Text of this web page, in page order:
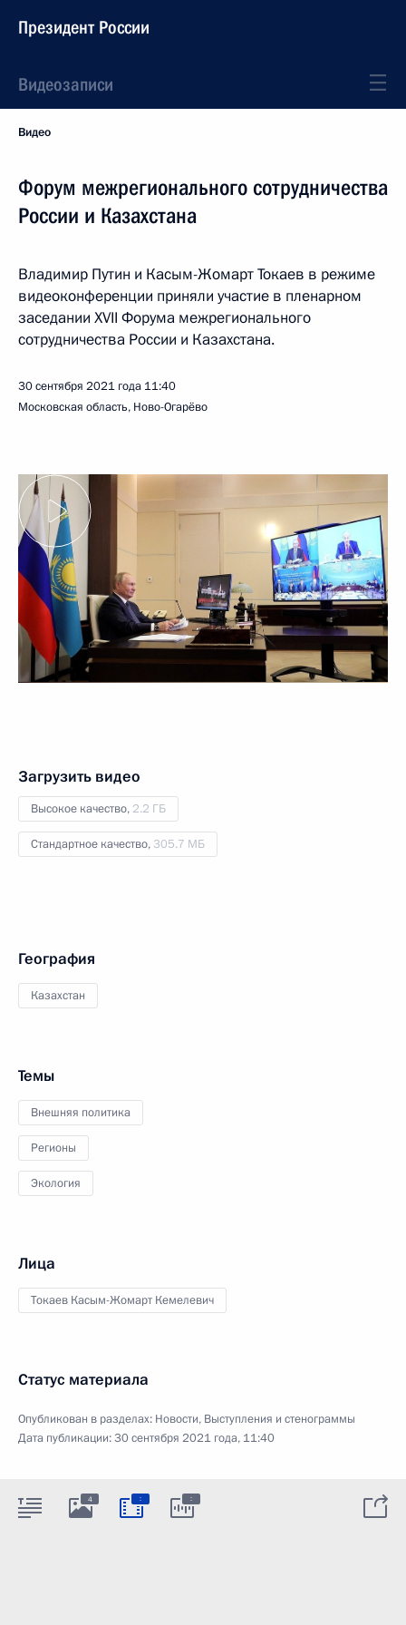
Президент России
Видеозаписи
Видео
Форум межрегионального сотрудничества
России и Казахстана
Владимир Путин и Касым-Жомарт Токаев в режиме
видеоконференции приняли участие в пленарном
заседании XVII Форума межрегионального
сотрудничества России и Казахстана.
30 сентября 2021 года 11:40
Московская область, Ново-Огарёво
Загрузить видео
Высокое качество, 2.2 ГБ
Стандартное качество, 305.7 МБ
География
Казахстан
Темы
Внешняя политика
Регионы
Экология
Лица
Токаев Касым-Жомарт Кемелевич
Статус материала
Опубликован в разделах: Новости, Выступления и стенограммы
Дата публикации:30 сентября 2021 года, 11:40
4 : :